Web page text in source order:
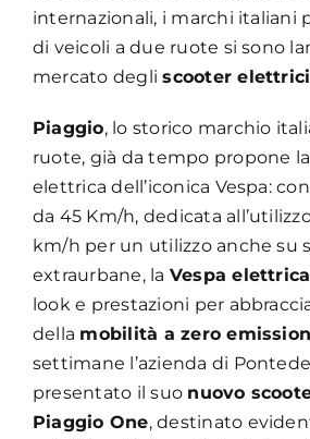
internazionali, i marchi italiani
di veicoli a due ruote si sono
mercato degliscooter elettrici
Piaggio, lo storico marchio
ruote, già da tempo propone
elettrica dell’iconica Vespa:
da 45 Km/h, dedicata
km/h per un utilizzo anche su
extraurbane, la Vespa elettrica
look e prestazioni per
della mobilità a zero
settimane l’azienda di
presentato il suo nuovo
Piaggio One, destinato